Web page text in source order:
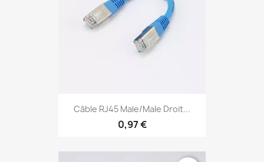
Câble RJ45 Male/Male Droit...
0,97 €